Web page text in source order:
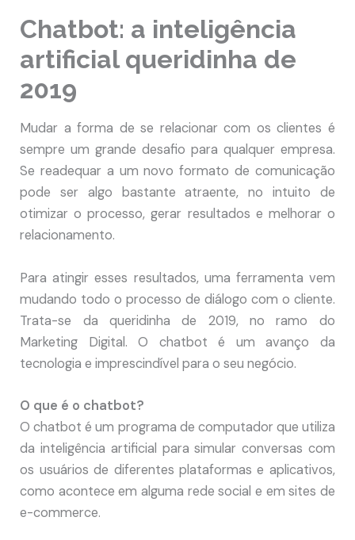
Chatbot: a inteligência
artificial queridinha de
2019
Mudar a forma de se relacionar com os clientes é
sempre um grande desafio para qualquer empresa.
Se readequar a um novo formato de comunicação
pode ser algo bastante atraente, no intuito de
otimizar o processo, gerar resultados e melhorar o
relacionamento.
Para atingir esses resultados, uma ferramenta vem
mudando todo o processo de diálogo com o cliente.
Trata-se da queridinha de 2019, no ramo do
Marketing Digital. O chatbot é um avanço da
tecnologia e imprescindível para o seu negócio.
O que é o chatbot?
O chatbot é um programa de computador que utiliza
da inteligência artificial para simular conversas com
os usuários de diferentes plataformas e aplicativos,
como acontece em alguma rede social e em sites de
e-commerce.